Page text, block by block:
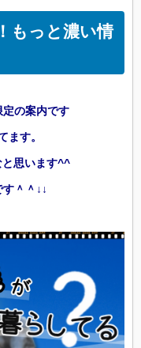
もっと濃い情
の案内です
ます。
と思います^^
＾＾↓↓